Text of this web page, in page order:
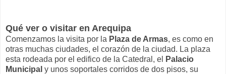
Qué ver o visitar en Arequipa
Comenzamos la visita por la Plaza de Armas, es como en
otras muchas ciudades, el corazón de la ciudad. La plaza
esta rodeada por el edifico de la Catedral, el
Palacio
Municipal y unos soportales corridos de dos pisos, su